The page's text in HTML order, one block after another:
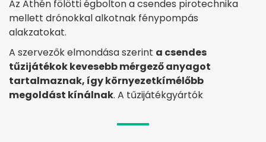
Az Athén fölötti égbolton a csendes pirotechnika
mellett drónokkal alkotnak fénypompás
alakzatokat.
A szervezők elmondása szerint a csendes
tűzijátékok kevesebb mérgező anyagot
tartalmaznak, így környezetkímélőbb
megoldást kínálnak. A tűzijátékgyártók